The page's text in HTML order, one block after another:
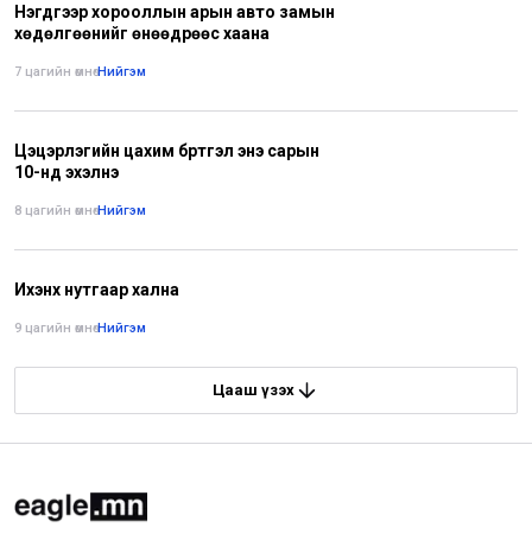
Нэгдүгээр хорооллын арын авто замын
хөдөлгөөнийг өнөөдрөөс хаана
7 цагийн өмнө•Нийгэм
Цэцэрлэгийн цахим бүртгэл энэ сарын
10-нд эхэлнэ
8 цагийн өмнө•Нийгэм
Ихэнх нутгаар хална
9 цагийн өмнө•Нийгэм
Цааш үзэх